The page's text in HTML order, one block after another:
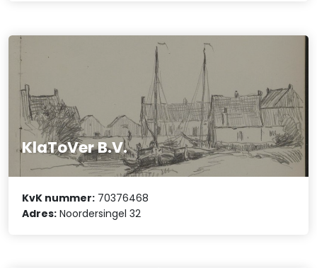
KlaToVer B.V.
KvK nummer: 70376468
Adres: Noordersingel 32